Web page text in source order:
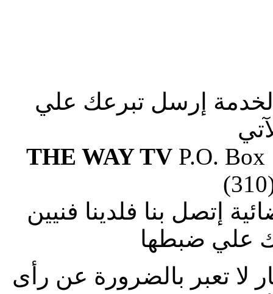
إرسل تبرعك علي
THE WAY TVP.O. Box
إتصل بنا فلدينا فنيين
علي ضبطها
لا تعبر بالضرورة عن رأى